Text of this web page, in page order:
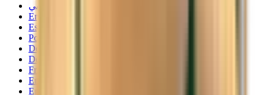
العربية/عربي
English
Español
Português
Deutsch
Deutsch
Français
English
English